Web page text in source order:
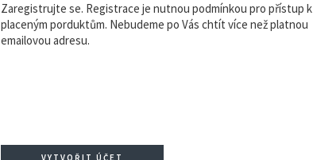
Zaregistrujte se. Registrace je nutnou podmínkou pro přístup k
placeným porduktům. Nebudeme po Vás chtít více než platnou
emailovou adresu.
VYTVOŘIT ÚČET